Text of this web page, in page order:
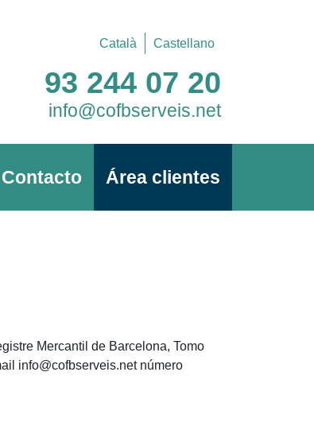
Català Castellano
93 244 07 20
info@cofbserveis.net
Contacto Área clientes
Mercantil de Barcelona, Tomo
info@cofbserveis.net número